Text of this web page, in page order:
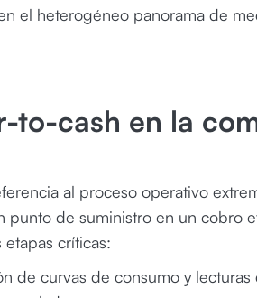
el heterogéneo panorama de
to-cash en la
al proceso operativo
de suministro en un cobro
críticas:
de curvas de consumo y